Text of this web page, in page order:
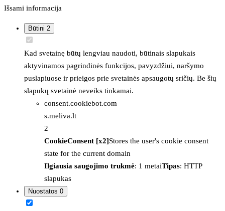
Išsami informacija
Būtini 2
Kad svetainę būtų lengviau naudoti, būtinais slapukais
aktyvinamos pagrindinės funkcijos, pavyzdžiui, naršymo
puslapiuose ir prieigos prie svetainės apsaugotų sričių. Be šių
slapukų svetainė neveiks tinkamai.
consent.cookiebot.com
s.meliva.lt
2
CookieConsent [x2]Stores the user's cookie consent
state for the current domain
Ilgiausia saugojimo trukmė: 1 metaiTipas: HTTP
slapukas
Nuostatos 0